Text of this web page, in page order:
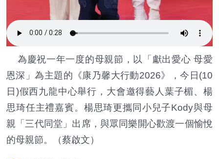
為慶祝一年一度的母親節，以「獻出愛心 母愛
恩深」為主題的《康乃馨大行動2026》，今日(10
日)假西九龍中心舉行，大會邀得藝人葉子楣、楊
思琦任主禮嘉賓。楊思琦更攜同小兒子Kody與母
親「三代同堂」出席，與眾同樂開心歡渡一個愉悅
的母親節。（蔡啟文）